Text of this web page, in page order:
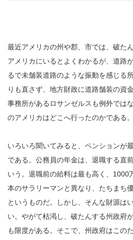
最近アメリカの州や郡、市では、破た
アメリカにいるとよくわかるが、道路
るで未舗装道路のような振動を感じる
りも直さず、地方財政に道路舗装の資
事務所があるロサンゼルスも例外では
のアメリカはどこへ行ったのかである。
いろいろ聞いてみると、ペンションが
である。公務員の年金は、退職する直
いう。退職前の給料は最も高く、1000
本のサラリーマンと異なり、たちまち
というものだ。しかし、そんな財源は
い。やがて枯渇し、破たんする州政府
も限度がある。そこで、州政府はこの